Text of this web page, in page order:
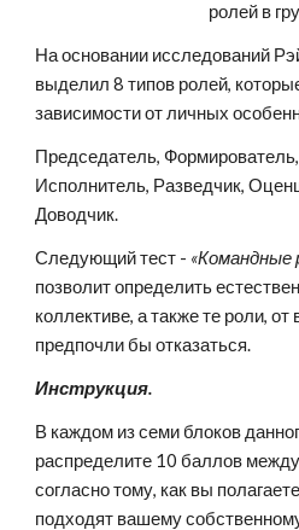
ролей в
На основании исследований
выделил 8 типов ролей,
зависимости от личных
Председатель,
Исполнитель, Разведчик,
Доводчик.
Следующий тест -
позволит определить
коллективе, а также те роли,
предпочли бы отказаться.
Инструкция.
В каждом из семи блоков
распределите 10 баллов
согласно тому, как вы
подходят вашему